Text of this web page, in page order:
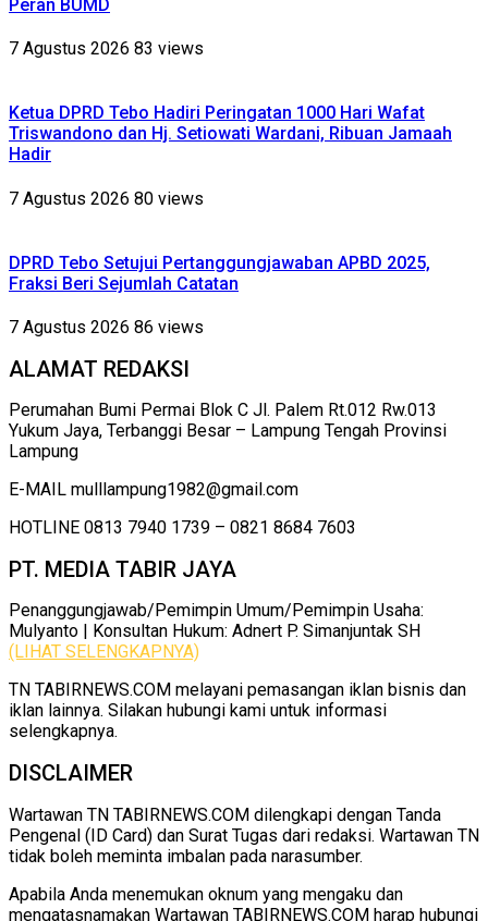
Peran BUMD
7 Agustus 2026 83 views
Ketua DPRD Tebo Hadiri Peringatan 1000 Hari Wafat
Triswandono dan Hj. Setiowati Wardani, Ribuan Jamaah
Hadir
7 Agustus 2026 80 views
DPRD Tebo Setujui Pertanggungjawaban APBD 2025,
Fraksi Beri Sejumlah Catatan
7 Agustus 2026 86 views
ALAMAT REDAKSI
Perumahan Bumi Permai Blok C Jl. Palem Rt.012 Rw.013
Yukum Jaya, Terbanggi Besar – Lampung Tengah Provinsi
Lampung
E-MAIL mulllampung1982@gmail.com
HOTLINE 0813 7940 1739 – 0821 8684 7603
PT. MEDIA TABIR JAYA
Penanggungjawab/Pemimpin Umum/Pemimpin Usaha:
Mulyanto | Konsultan Hukum: Adnert P. Simanjuntak SH
(LIHAT SELENGKAPNYA)
TN TABIRNEWS.COM melayani pemasangan iklan bisnis dan
iklan lainnya. Silakan hubungi kami untuk informasi
selengkapnya.
DISCLAIMER
Wartawan TN TABIRNEWS.COM dilengkapi dengan Tanda
Pengenal (ID Card) dan Surat Tugas dari redaksi. Wartawan TN
tidak boleh meminta imbalan pada narasumber.
Apabila Anda menemukan oknum yang mengaku dan
mengatasnamakan Wartawan TABIRNEWS.COM harap hubungi